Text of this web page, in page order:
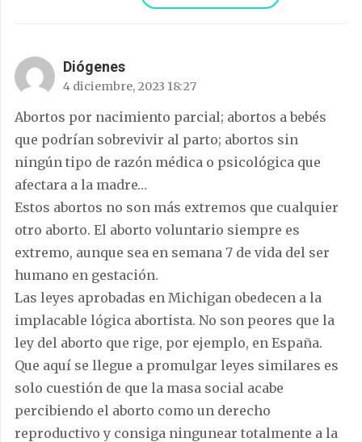
Diógenes
4 diciembre, 2023 18:27
Abortos por nacimiento parcial; abortos a bebés
que podrían sobrevivir al parto; abortos sin
ningún tipo de razón médica o psicológica que
afectara a la madre…
Estos abortos no son más extremos que cualquier
otro aborto. El aborto voluntario siempre es
extremo, aunque sea en semana 7 de vida del ser
humano en gestación.
Las leyes aprobadas en Michigan obedecen a la
implacable lógica abortista. No son peores que la
ley del aborto que rige, por ejemplo, en España.
Que aquí se llegue a promulgar leyes similares es
solo cuestión de que la masa social acabe
percibiendo el aborto como un derecho
reproductivo y consiga ningunear totalmente a la